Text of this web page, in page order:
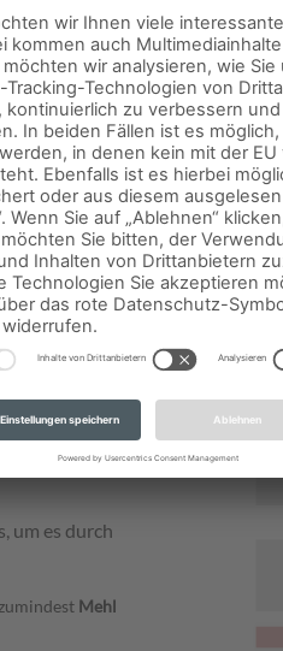
in einigen
Erlebnis
kannst du
um es durch
Mehl